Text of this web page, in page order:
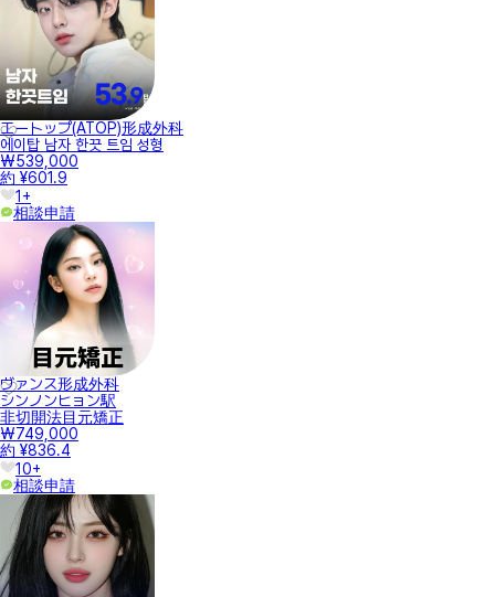
エートップ(ATOP)形成外科
에이탑 남자 한끗 트임 성형
₩539,000
約 ¥601.9
1+
相談申請
ヴァンス形成外科
シンノンヒョン駅
非切開法目元矯正
₩749,000
約 ¥836.4
10+
相談申請